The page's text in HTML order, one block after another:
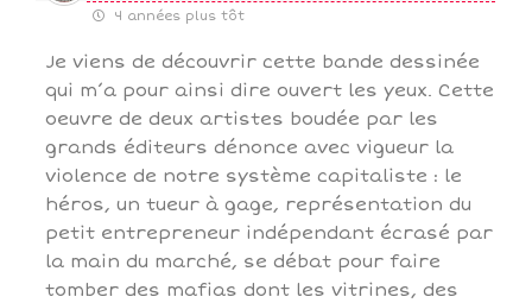
4 années plus tôt
Je viens de découvrir cette bande dessinée
qui m’a pour ainsi dire ouvert les yeux. Cette
oeuvre de deux artistes boudée par les
grands éditeurs dénonce avec vigueur la
violence de notre système capitaliste : le
héros, un tueur à gage, représentation du
petit entrepreneur indépendant écrasé par
la main du marché, se débat pour faire
tomber des mafias dont les vitrines, des